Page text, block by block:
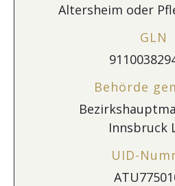
Altersheim oder
GLN
Behörde
Innsbruck
UID-